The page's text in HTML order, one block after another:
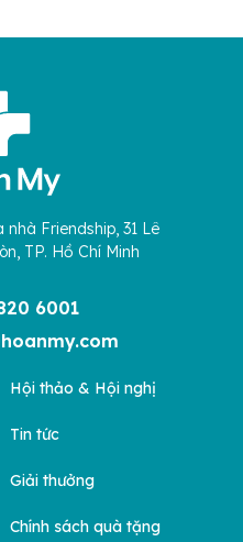
nhà Friendship, 31 Lê
TP. Hồ Chí Minh
6001
Hội thảo & Hội nghị
Tin tức
Giải thưởng
Chính sách quà tặng